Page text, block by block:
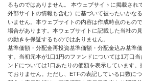
るものではありません。 本ウェブサイトに掲載され
外部サイトの情報も含む）に基づいて被ったいかな
いません。本ウェブサイトの内容は作成時点のもの
場合があります。本ウェブサイトに記載した当社の
の動きを保証するものではありません。
基準価額・分配金再投資基準価額・分配金込み基準
す。当初元本が1口1円のファンドについては1万口
ンドについては1口あたりの価額を表示しています
ておりません。ただし、ETFの表記している口数に